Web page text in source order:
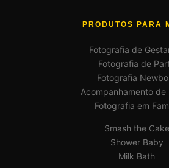
PRODUTOS PARA
Fotografia de
Fotografia de
Fotografia
Acompanhamento de
Fotografia em
Smash the Cake
Shower Baby
Milk Bath